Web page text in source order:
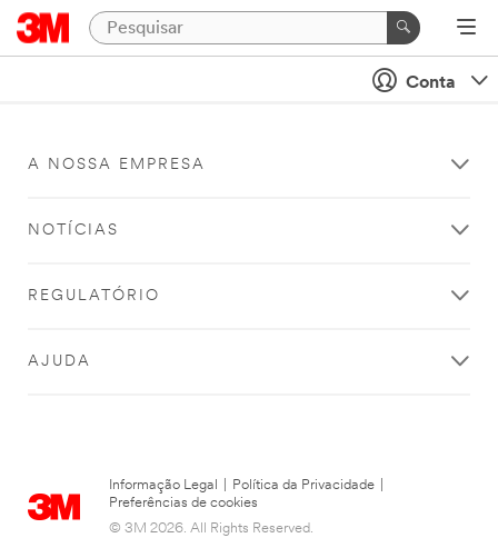
Conta
A NOSSA EMPRESA
NOTÍCIAS
REGULATÓRIO
AJUDA
Informação Legal Política da Privacidade
Preferências de cookies
© 3M 2026. All Rights Reserved.